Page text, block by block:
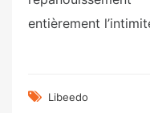
entièrement
Libeedo